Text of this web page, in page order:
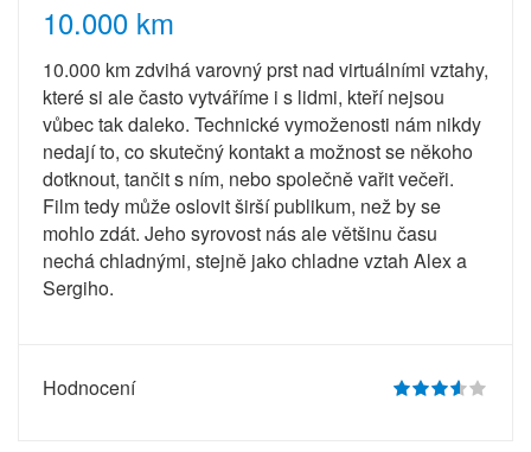
10.000 km
10.000 km zdvihá varovný prst nad virtuálními vztahy,
které si ale často vytváříme i s lidmi, kteří nejsou
vůbec tak daleko. Technické vymoženosti nám nikdy
nedají to, co skutečný kontakt a možnost se někoho
dotknout, tančit s ním, nebo společně vařit večeři.
Film tedy může oslovit širší publikum, než by se
mohlo zdát. Jeho syrovost nás ale většinu času
nechá chladnými, stejně jako chladne vztah Alex a
Sergiho.
Hodnocení